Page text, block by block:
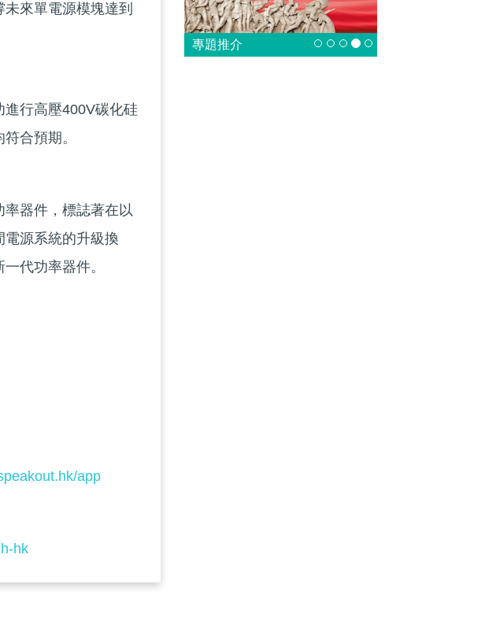
來單電源模塊達到
行高壓400V碳化硅
合預期。
器件，標誌著在以
電源系統的升級換
代功率器件。
app
hk
專題推介